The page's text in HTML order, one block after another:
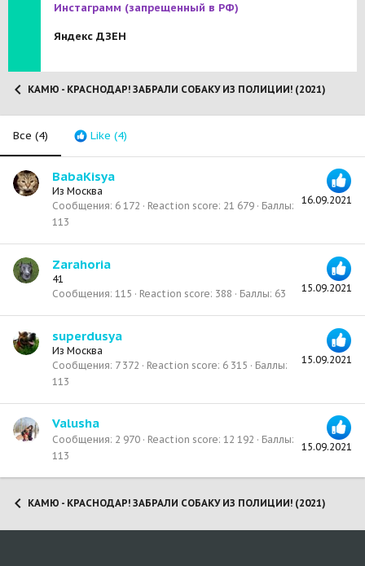
Инстаграмм (запрещенный в РФ)
Яндекс ДЗЕН
КАМЮ - КРАСНОДАР! ЗАБРАЛИ СОБАКУ ИЗ ПОЛИЦИИ! (2021)
Все (4) Like (4)
16.09.2021
BabaKisya
Из Москва
Сообщения 6 172 Reaction score 21 679
Баллы
113
15.09.2021
Zarahoria
41
Сообщения 115 Reaction score 388 Баллы 63
15.09.2021
superdusya
Из Москва
Сообщения 7 372 Reaction score 6 315
Баллы
113
15.09.2021
Valusha
Сообщения 2 970 Reaction score 12 192
Баллы
113
КАМЮ - КРАСНОДАР! ЗАБРАЛИ СОБАКУ ИЗ ПОЛИЦИИ! (2021)